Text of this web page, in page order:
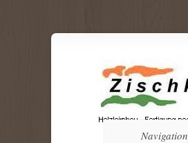
Navigation